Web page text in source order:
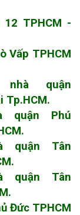
TPHCM -
Vấp TPHCM
quận
Tp.HCM.
quận Phú
quận Tân
quận Tân
Đức TPHCM